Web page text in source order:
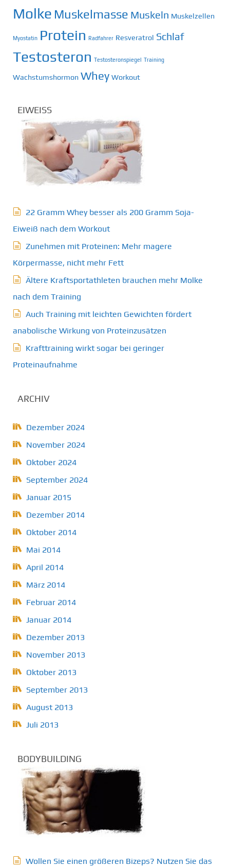
Molke Muskelmasse Muskeln Muskelzellen
Myostatin Protein Radfahrer Resveratrol Schlaf
Testosteron Testosteronspiegel Training
Wachstumshormon Whey Workout
EIWEISS
22 Gramm Whey besser als 200 Gramm Soja-
Eiweiß nach dem Workout
Zunehmen mit Proteinen: Mehr magere
Körpermasse, nicht mehr Fett
Ältere Kraftsportathleten brauchen mehr Molke
nach dem Training
Auch Training mit leichten Gewichten fördert
anabolische Wirkung von Proteinzusätzen
Krafttraining wirkt sogar bei geringer
Proteinaufnahme
ARCHIV
Dezember 2024
November 2024
Oktober 2024
September 2024
Januar 2015
Dezember 2014
Oktober 2014
Mai 2014
April 2014
März 2014
Februar 2014
Januar 2014
Dezember 2013
November 2013
Oktober 2013
September 2013
August 2013
Juli 2013
BODYBUILDING
Wollen Sie einen größeren Bizeps? Nutzen Sie das